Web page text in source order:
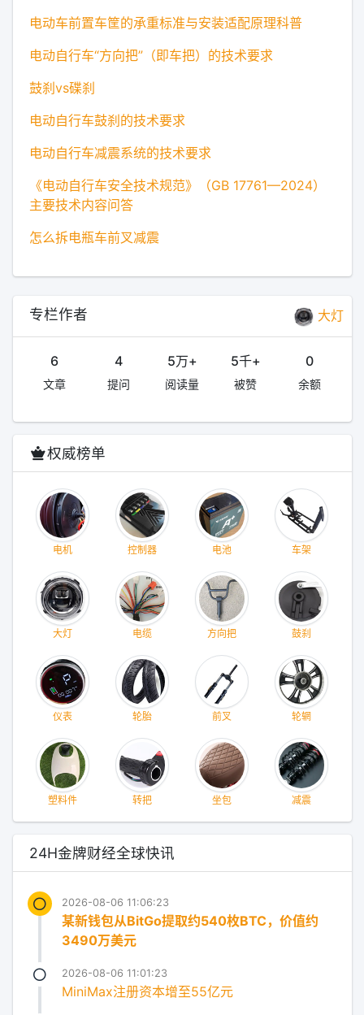
电动车前置车筐的承重标准与安装适配原理科普
电动自行车“方向把”（即车把）的技术要求
鼓刹vs碟刹
电动自行车鼓刹的技术要求
电动自行车减震系统的技术要求
《电动自行车安全技术规范》（GB 17761—2024）
主要技术内容问答
怎么拆电瓶车前叉减震
专栏作者 大灯
6
文章
4
提问
5万+
阅读量
5千+
被赞
0
余额
权威榜单
电机 控制器 电池 车架
大灯 电缆 方向把 鼓刹
仪表 轮胎 前叉 轮辋
塑料件 转把 坐包 减震
24H金牌财经全球快讯
2026-08-06 11:06:23
某新钱包从BitGo提取约540枚BTC，价值约
3490万美元
2026-08-06 11:01:23
MiniMax注册资本增至55亿元